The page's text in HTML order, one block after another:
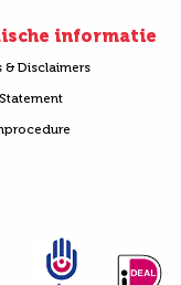
informatie
& Disclaimers